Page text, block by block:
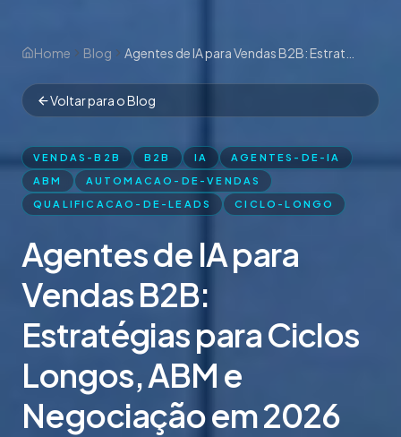
Home Blog
Voltar para o Blog
VENDAS-B2B B2B IA
AGENTES-DE-IA
ABM
AUTOMACAO-DE-VENDAS
QUALIFICACAO-DE-LEADS
CICLO-LONGO
Agentes de IA para
Vendas B2B:
Estratégias para Ciclos
Longos, ABM e
Negociação em 2026